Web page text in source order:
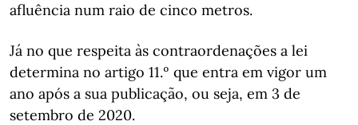
afluência num raio de cinco metros.
Já no que respeita às contraordenações a lei
determina no artigo 11.º que entra em vigor um
ano após a sua publicação, ou seja, em 3 de
setembro de 2020.